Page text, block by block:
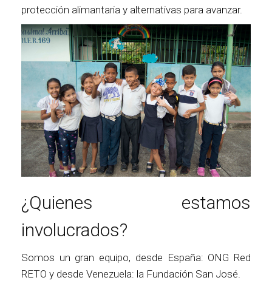
protección alimantaria y alternativas para avanzar.
¿Quienes estamos
involucrados?
Somos un gran equipo, desde España: ONG Red
RETO y desde Venezuela: la Fundación San José.